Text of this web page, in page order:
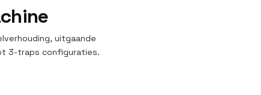
uitgaande
3-traps configuraties.